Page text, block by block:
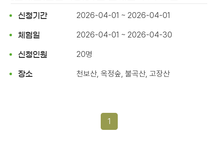
신청기간 2026-04-01 ~ 2026-04-01
체험일 2026-04-01 ~ 2026-04-30
신청인원 20명
장소 천보산, 옥정숲, 불곡산, 고장산
1